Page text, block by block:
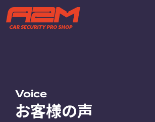
Voice
お客様の声
ABOUT